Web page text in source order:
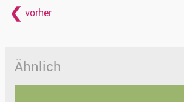
vorher
Ähnlich